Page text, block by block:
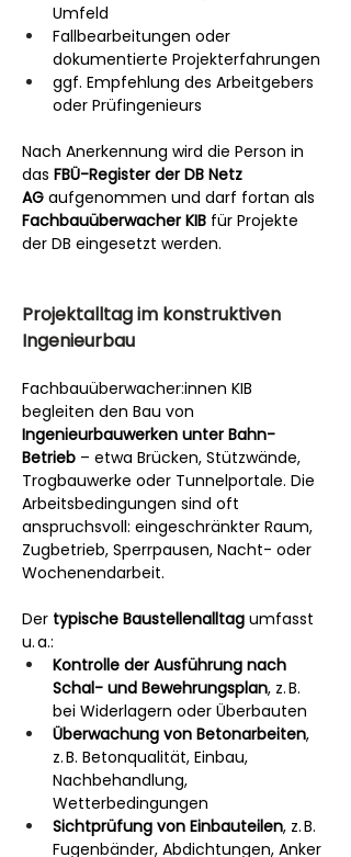
Umfeld
Fallbearbeitungen oder
dokumentierte Projekterfahrungen
ggf. Empfehlung des Arbeitgebers
oder Prüfingenieurs
Nach Anerkennung wird die Person in
das FBÜ-Register der DB Netz
AG aufgenommen und darf fortan als
Fachbauüberwacher KIB für Projekte
der DB eingesetzt werden.
Projektalltag im konstruktiven
Ingenieurbau
Fachbauüberwacher:innen KIB
begleiten den Bau von
Ingenieurbauwerken unter Bahn-
Betrieb – etwa Brücken, Stützwände,
Trogbauwerke oder Tunnelportale. Die
Arbeitsbedingungen sind oft
anspruchsvoll: eingeschränkter Raum,
Zugbetrieb, Sperrpausen, Nacht- oder
Wochenendarbeit.
Der typische Baustellenalltag umfasst
u. a.:
Kontrolle der Ausführung nach
Schal- und Bewehrungsplan, z. B.
bei Widerlagern oder Überbauten
Überwachung von Betonarbeiten,
z. B. Betonqualität, Einbau,
Nachbehandlung,
Wetterbedingungen
Sichtprüfung von Einbauteilen, z. B.
Fugenbänder, Abdichtungen, Anker